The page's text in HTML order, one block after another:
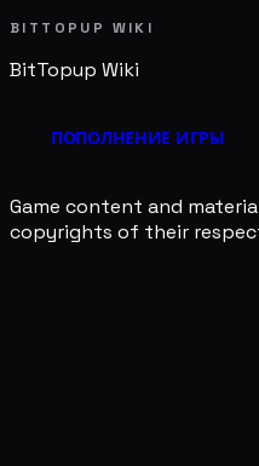
BITTOPUP WIKI
BitTopup Wiki
ПОПОЛНЕНИЕ ИГРЫ
Game content and
copyrights of their